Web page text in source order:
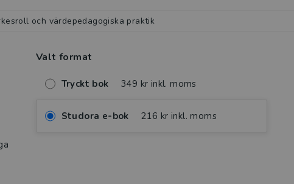
och värdepedagogiska praktik
Valt format
Tryckt bok 349 kr inkl. moms
Studora e-bok 216 kr inkl. moms